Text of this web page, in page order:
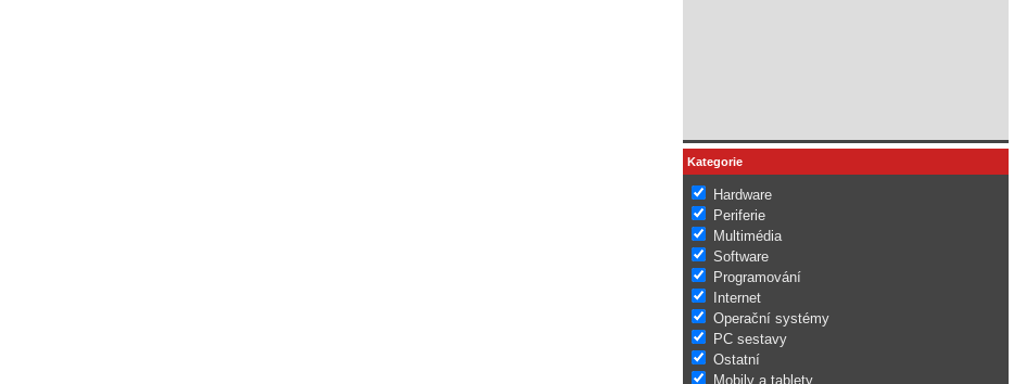
Kategorie
Hardware
Periferie
Multimédia
Software
Programování
Internet
Operační systémy
PC sestavy
Ostatní
Mobily a tablety